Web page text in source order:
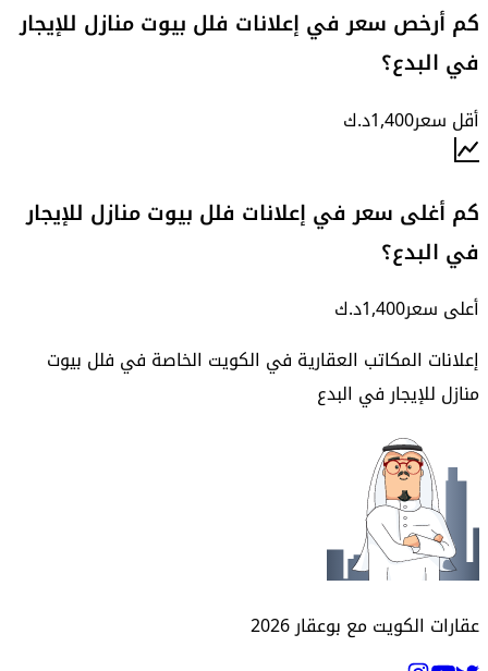
كم أرخص سعر في إعلانات فلل بيوت منازل للإيجار
في البدع؟
أقل سعر1,400د.ك
كم أغلى سعر في إعلانات فلل بيوت منازل للإيجار
في البدع؟
أعلى سعر1,400د.ك
إعلانات المكاتب العقارية في الكويت الخاصة في فلل بيوت
منازل للإيجار في البدع
عقارات الكويت مع بوعقار2026